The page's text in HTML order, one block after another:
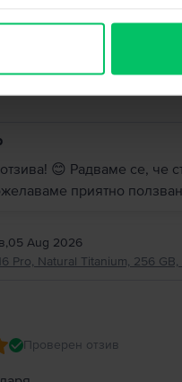
😊 Радваме се, че
приятно
,05 Aug 2026
Pro, Natural Titanium, 256 GB,
Проверен отзив